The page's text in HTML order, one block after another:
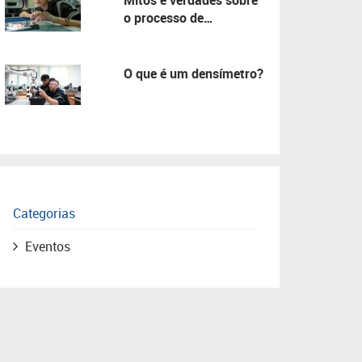
o processo de
O que é um densímetro?
Categorias
Eventos